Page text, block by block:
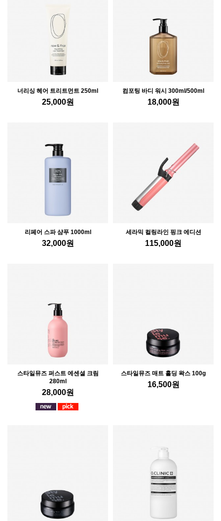
너리싱 헤어 트리트먼트 250ml
25,000원
컴포팅 바디 워시 300ml/500ml
18,000원
리페어 스파 샴푸 1000ml
32,000원
세라믹 컬링라인 핑크 에디션
115,000원
스타일뮤즈 퍼스트 에센셜 크림
280ml
28,000원
스타일뮤즈 매트 홀딩 왁스 100g
16,500원